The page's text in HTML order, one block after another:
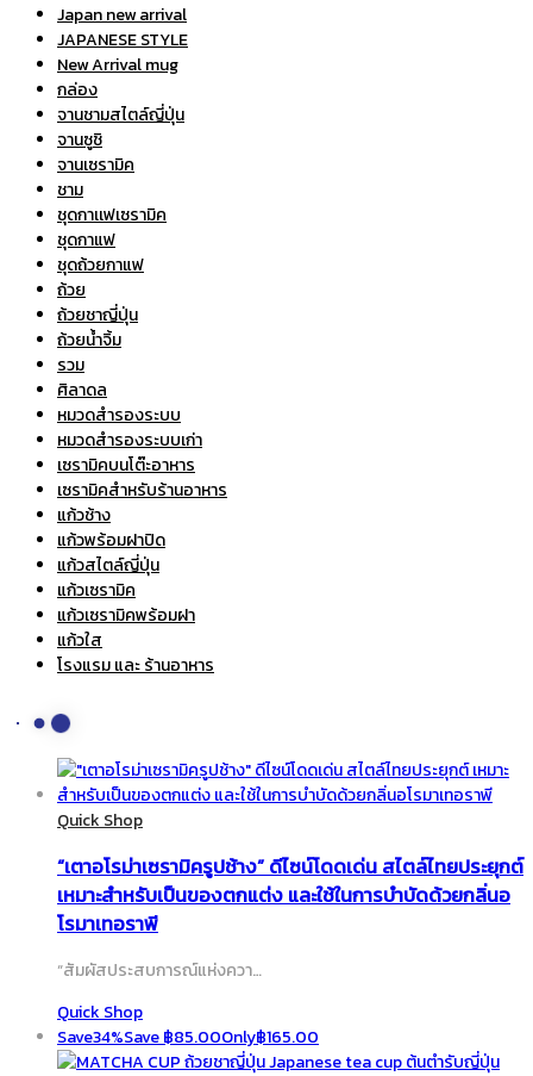
Japan new arrival
JAPANESE STYLE
New Arrival mug
กล่อง
จานชามสไตล์ญี่ปุ่น
จานซูชิ
จานเซรามิค
ชาม
ชุดกาเเฟเซรามิค
ชุดกาแฟ
ชุดถ้วยกาแฟ
ถ้วย
ถ้วยชาญี่ปุ่น
ถ้วยน้ำจิ้ม
รวม
ศิลาดล
หมวดสำรองระบบ
หมวดสำรองระบบเก่า
เซรามิคบนโต๊ะอาหาร
เซรามิคสำหรับร้านอาหาร
แก้วช้าง
แก้วพร้อมฝาปิด
แก้วสไตล์ญี่ปุ่น
แก้วเซรามิค
แก้วเซรามิคพร้อมฝา
แก้วใส
โรงแรม และ ร้านอาหาร
Quick Shop
“เตาอโรม่าเซรามิครูปช้าง” ดีไซน์โดดเด่น สไตล์ไทยประยุกต์
เหมาะสำหรับเป็นของตกแต่ง และใช้ในการบำบัดด้วยกลิ่นอ
โรมาเทอราพี
“สัมผัสประสบการณ์แห่งควา…
Quick Shop
Save34%Save฿85.00Only฿165.00